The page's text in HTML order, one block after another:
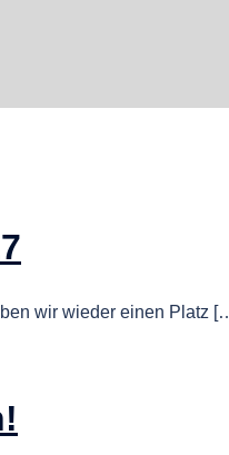
wir wieder einen Platz